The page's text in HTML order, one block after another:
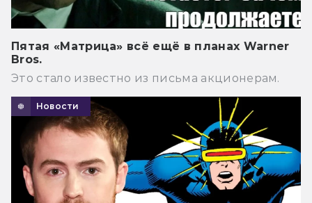
Пятая «Матрица» всё ещё в планах Warner
Bros.
Это стало известно из письма акционерам.
Новости